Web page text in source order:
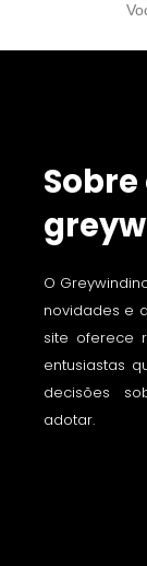
Sobre
O
novidades e
site oferece
entusiastas
decisões
adotar.